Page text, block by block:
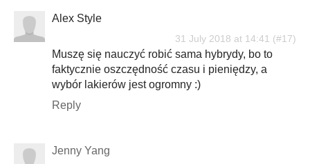
Alex Style
31 July 2018 at 14:41
Muszę się nauczyć robić sama hybrydy, bo to
faktycznie oszczędność czasu i pieniędzy, a
wybór lakierów jest ogromny :)
Reply
Jenny Yang